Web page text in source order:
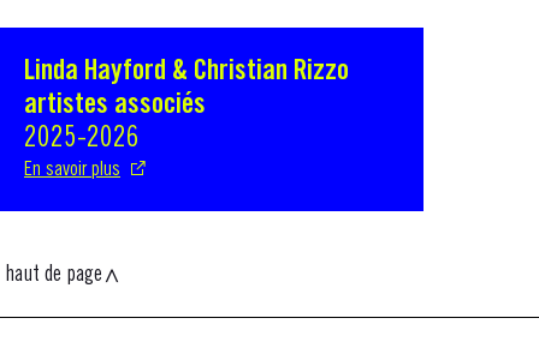
Linda Hayford & Christian Rizzo
artistes associés
2025-2026
En savoir plus
S'ouvre dans une nouvelle fenêtre
haut de page